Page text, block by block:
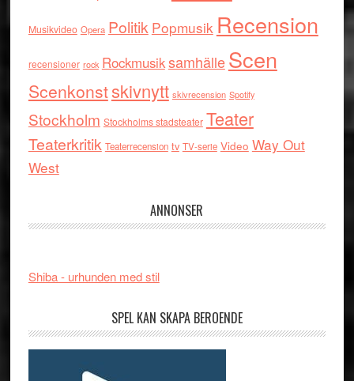
Musikvideo Opera Politik Popmusik Recension
recensioner rock RockmusiksamhälleScen
Scenkonstskivnytt skivrecension Spotify
Stockholm Stockholms stadsteater Teater
Teaterkritik Teaterrecension tv TV-serie Video Way Out
West
ANNONSER
Shiba - urhunden med stil
SPEL KAN SKAPA BEROENDE